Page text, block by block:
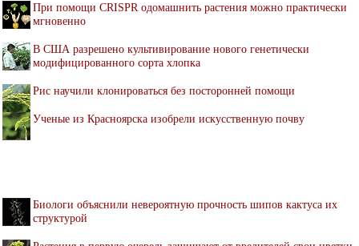
При помощи CRISPR одомашнить растения можно практически
мгновенно
В США разрешено культивирование нового генетически
модифицированного сорта хлопка
Рис научили клонироваться без посторонней помощи
Ученые из Красноярска изобрели искусственную почву
Биологи объяснили невероятную прочность шипов кактуса их
структурой